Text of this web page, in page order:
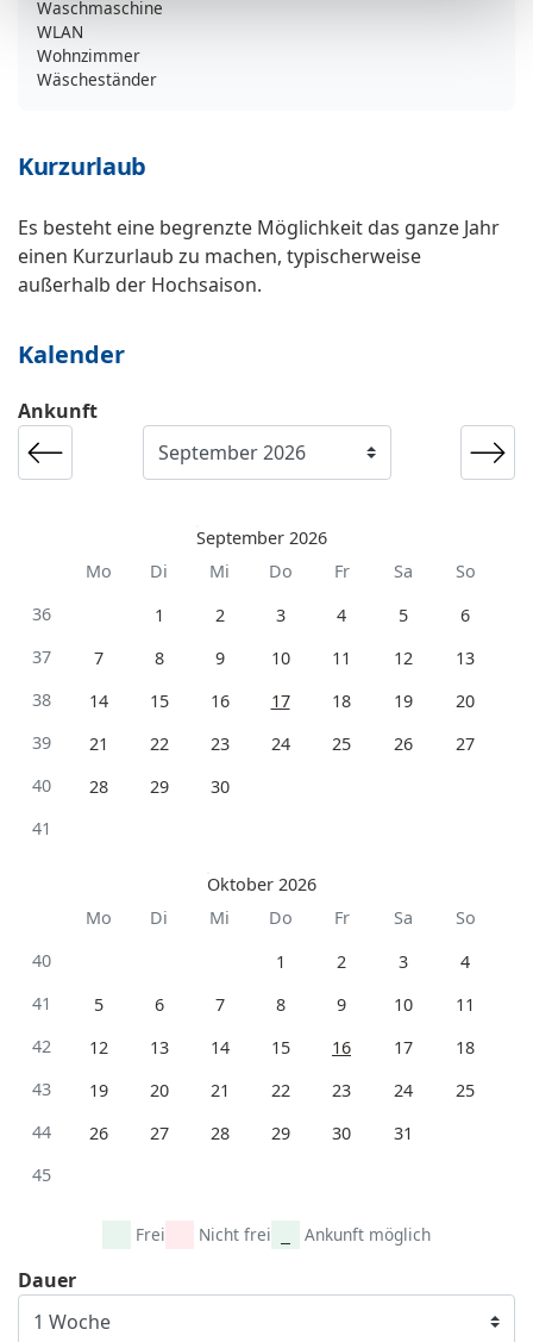
Waschmaschine
WLAN
Wohnzimmer
Wäscheständer
Kurzurlaub
Es besteht eine begrenzte Möglichkeit das ganze Jahr
einen Kurzurlaub zu machen, typischerweise
außerhalb der Hochsaison.
Kalender
Ankunft
September 2026
Mo
Di Mi Do Fr Sa
So
36
1 2 3 4 5
6
37
7 8 9 10 11 12
13
38
14 15 16 17 18 19
20
39
21 22 23 24 25 26
27
40
28 29
30
41
Oktober 2026
Mo
Di Mi Do Fr Sa
So
40
1 2 3
4
41
5 6 7 8 9 10
11
42
12 13 14 15 16 17
18
43
19 20 21 22 23 24
25
44
26 27 28 29 30
31
45
Frei Nicht frei Ankunft möglich
Dauer